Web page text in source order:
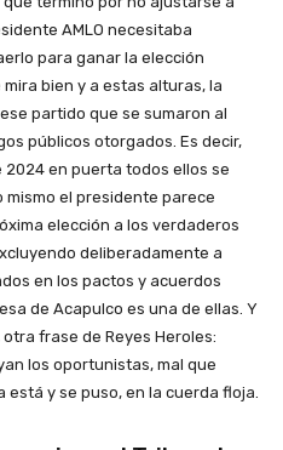
AMLO necesitaba
para ganar la elección
bien y a estas alturas, la
partido que se sumaron al
públicos otorgados. Es decir,
en puerta todos ellos se
el presidente parece
elección a los verdaderos
deliberadamente a
en los pactos y acuerdos
de Acapulco es una de ellas. Y
frase de Reyes Heroles:
los oportunistas, mal que
está y se puso, en la cuerda floja.